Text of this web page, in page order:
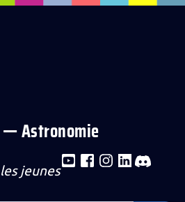
— Astronomie
jeunes